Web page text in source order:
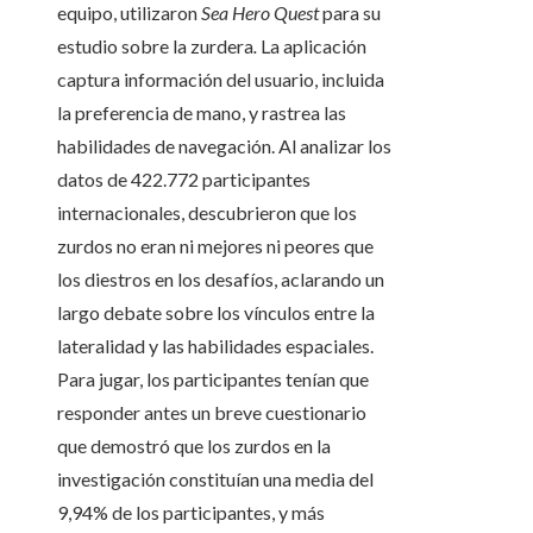
equipo, utilizaronSea Hero Questpara su
estudio sobre la zurdera. La aplicación
captura información del usuario, incluida
la preferencia de mano, y rastrea las
habilidades de navegación. Al analizar los
datos de 422.772 participantes
internacionales, descubrieron que los
zurdos no eran ni mejores ni peores que
los diestros en los desafíos, aclarando un
largo debate sobre los vínculos entre la
lateralidad y las habilidades espaciales.
Para jugar, los participantes tenían que
responder antes un breve cuestionario
que demostró que los zurdos en la
investigación constituían una media del
9,94% de los participantes, y más